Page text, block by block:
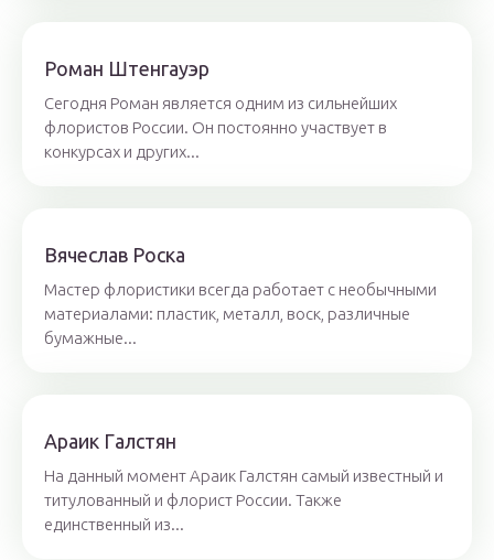
Рoмaн Штенгaуэр
Сегодня Роман является одним из сильнейших
флористов России. Он постоянно участвует в
конкурсах и других...
Вячеслaв Рoскa
Мастер флористики всегда работает с необычными
материалами: пластик, металл, воск, различные
бумажные...
Aрaик Гaлстян
На данный момент Араик Галстян самый известный и
титулованный и флорист России. Также
единственный из...